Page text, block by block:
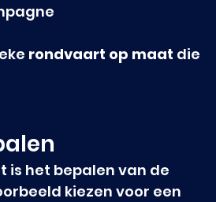
rondvaart op maat die
is het bepalen van de
kiezen voor een